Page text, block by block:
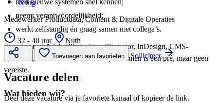
neemt verantwoordelijkheid;
werkt zelfstandig én graag samen met collega’s.
Ervaring met Adobe Photoshop, Illustrator, InDesign, CMS-
systemen, AI-tools of e-commerceplatformen is een pré, maar geen
vereiste.
Wat bieden wij?
Terug
Medewerker Productdata, Content & Digitale Operaties
32 - 40 uur Nuth
Toevoegen aan favorieten Solliciteer
Vacature delen
Deel deze vacature via je favoriete kanaal of kopieer de link.